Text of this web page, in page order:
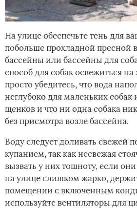
На улице обеспечьте тень для
побольше прохладной пресной
бассейны или бассейны для
способ для собак освежиться
просто убедитесь, что вода
неглубоко для маленьких собак
щенков и что ни одна собака
без присмотра возле бассейна.
Воду следует доливать свежей
купанием, так как несвежая
вызвать у них тошноту, если
на улице слишком жарко,
помещении с включенным
используйте вентиляторы для